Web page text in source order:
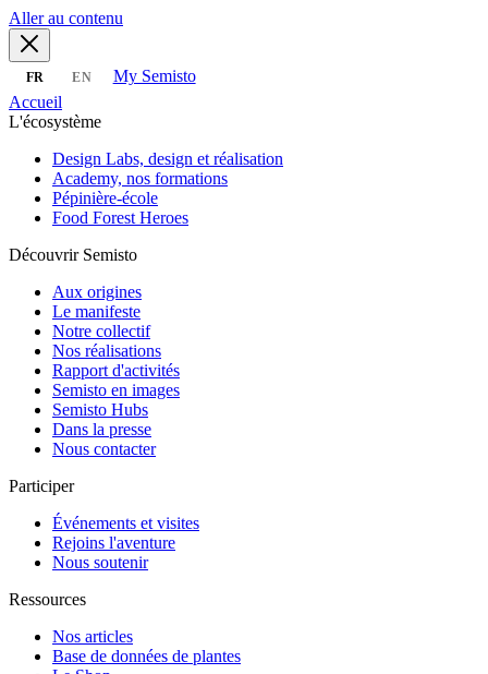
Aller au contenu
FR EN
My Semisto
Accueil
L'écosystème
Design Labs, design et réalisation
Academy, nos formations
Pépinière-école
Food Forest Heroes
Découvrir Semisto
Aux origines
Le manifeste
Notre collectif
Nos réalisations
Rapport d'activités
Semisto en images
Semisto Hubs
Dans la presse
Nous contacter
Participer
Événements et visites
Rejoins l'aventure
Nous soutenir
Ressources
Nos articles
Base de données de plantes